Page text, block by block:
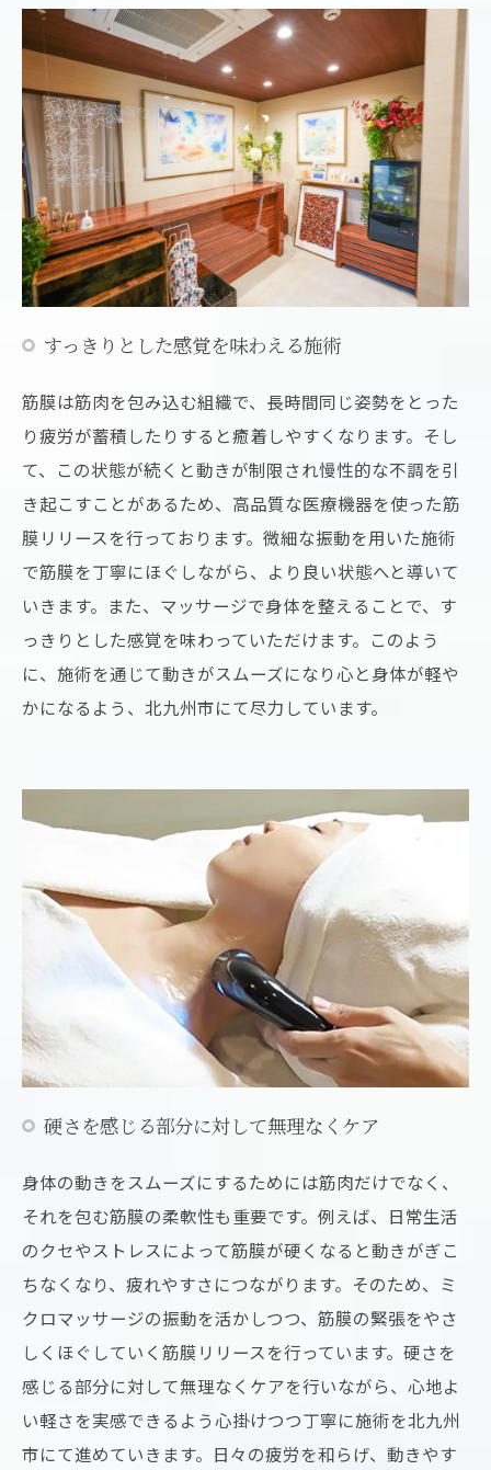
すっきりとした感覚を味わえる施術
筋膜は筋肉を包み込む組織で、長時間同じ姿勢をとった
り疲労が蓄積したりすると癒着しやすくなります。そし
て、この状態が続くと動きが制限され慢性的な不調を引
き起こすことがあるため、高品質な医療機器を使った筋
膜リリースを行っております。微細な振動を用いた施術
で筋膜を丁寧にほぐしながら、より良い状態へと導いて
いきます。また、マッサージで身体を整えることで、す
っきりとした感覚を味わっていただけます。このよう
に、施術を通じて動きがスムーズになり心と身体が軽や
かになるよう、北九州市にて尽力しています。
硬さを感じる部分に対して無理なくケア
身体の動きをスムーズにするためには筋肉だけでなく、
それを包む筋膜の柔軟性も重要です。例えば、日常生活
のクセやストレスによって筋膜が硬くなると動きがぎこ
ちなくなり、疲れやすさにつながります。そのため、ミ
クロマッサージの振動を活かしつつ、筋膜の緊張をやさ
しくほぐしていく筋膜リリースを行っています。硬さを
感じる部分に対して無理なくケアを行いながら、心地よ
い軽さを実感できるよう心掛けつつ丁寧に施術を北九州
市にて進めていきます。日々の疲労を和らげ、動きやす